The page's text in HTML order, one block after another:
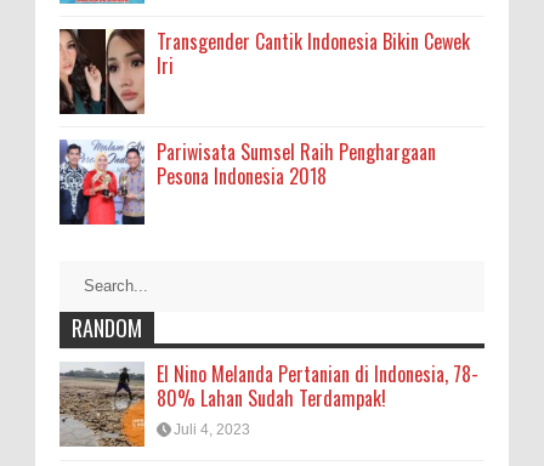
Transgender Cantik Indonesia Bikin Cewek
Iri
Pariwisata Sumsel Raih Penghargaan
Pesona Indonesia 2018
RANDOM
El Nino Melanda Pertanian di Indonesia, 78-
80% Lahan Sudah Terdampak!
Juli 4, 2023